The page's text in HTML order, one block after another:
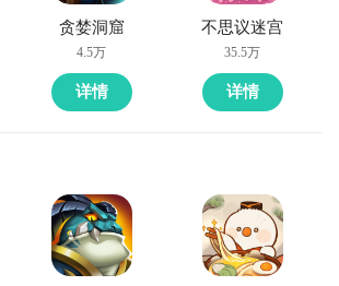
贪婪洞窟
4.5万
详情
不思议迷宫
35.5万
详情